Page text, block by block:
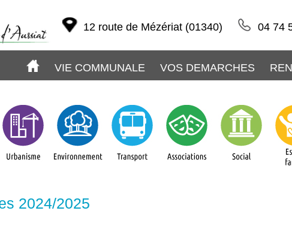
12 route de Mézériat (01340) 04 74
VOS DEMARCHES
VIE COMMUNALE
2024/2025